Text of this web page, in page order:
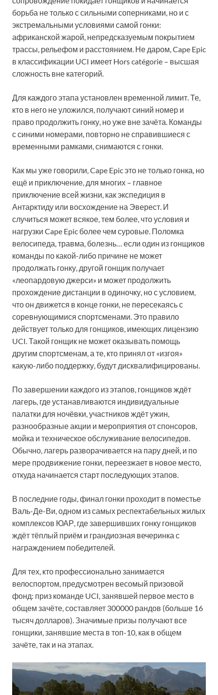
борьба не только с сильными соперниками, но и с
экстремальными условиями самой гонки:
африканской жарой, непредсказуемым покрытием
трассы, рельефом и расстоянием. Не даром, Cape Epic
в классификации UCI имеет Hors catégorie – высшая
сложность вне категорий.
Для каждого этапа установлен временной лимит. Те,
кто в него не уложился, получают синий номер и
право продолжить гонку, но уже вне зачёта. Команды
с синими номерами, повторно не справившиеся с
временными рамками, снимаются с гонки.
Как мы уже говорили, Cape Epic это не только гонка, но
ещё и приключение, для многих – главное
приключение всей жизни, как экспедиция в
Антарктиду или восхождение на Эверест. И
случиться может всякое, тем более, что условия и
нагрузки Cape Epic более чем суровые. Поломка
велосипеда, травма, болезнь… если один из гонщиков
команды по какой-либо причине не может
продолжать гонку, другой гонщик получает
«леопардовую джерси» и может продолжить
прохождение дистанции в одиночку, но с условием,
что он движется в конце гонки, не пересекаясь с
соревнующимися спортсменами. Это правило
действует только для гонщиков, имеющих лицензию
UCI. Такой гонщик не может оказывать помощь
другим спортсменам, а те, кто принял от «изгоя»
какую-либо поддержку, будут дисквалифицированы.
По завершении каждого из этапов, гонщиков ждёт
лагерь, где устанавливаются индивидуальные
палатки для ночёвки, участников ждёт ужин,
разнообразные акции и мероприятия от спонсоров,
мойка и техническое обслуживание велосипедов.
Обычно, лагерь разворачивается на пару дней, и по
мере продвижение гонки, переезжает в новое место,
откуда начинается старт последующих этапов.
В последние годы, финал гонки проходит в поместье
Валь-Де-Ви, одном из самых респектабельных жилых
комплексов ЮАР, где завершивших гонку гонщиков
ждёт тёплый приём и грандиозная вечеринка с
награждением победителей.
Для тех, кто профессионально занимается
велоспортом, предусмотрен весомый призовой
фонд: приз команде UCI, занявшей первое место в
общем зачёте, составляет 300000 рандов (больше 16
тысяч долларов). Значимые призы получают все
гонщики, занявшие места в топ-10, как в общем
зачёте, так и на этапах.